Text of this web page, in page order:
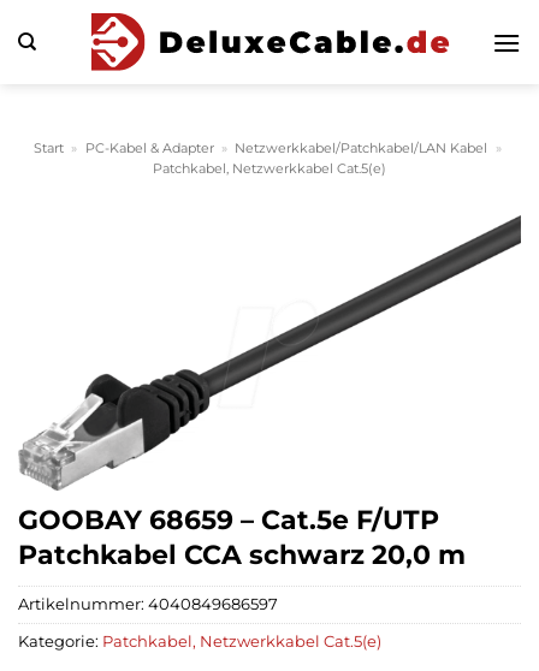
Inhalt
Start » PC-Kabel & Adapter » Netzwerkkabel/Patchkabel/LAN Kabel
»
Patchkabel, Netzwerkkabel Cat.5(e)
GOOBAY 68659 – Cat.5e F/UTP
Patchkabel CCA schwarz 20,0 m
Artikelnummer: 4040849686597
Kategorie: Patchkabel, Netzwerkkabel Cat.5(e)